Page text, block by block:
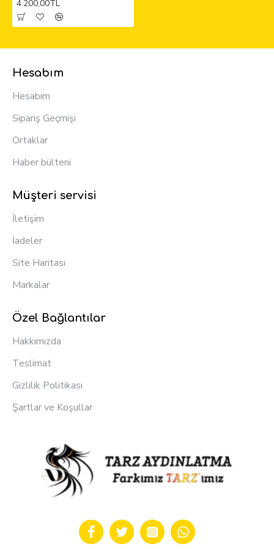
4.200,00TL
Hesabım
Hesabım
Sipariş Geçmişi
Ortaklar
Haber bülteni
Müşteri servisi
İletişim
İadeler
Site Haritası
Markalar
Özel Bağlantılar
Hakkımızda
Teslimat
Gizlilik Politikası
Şartlar ve Koşullar